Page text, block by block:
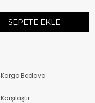
Kargo Bedava
Karşılaştır